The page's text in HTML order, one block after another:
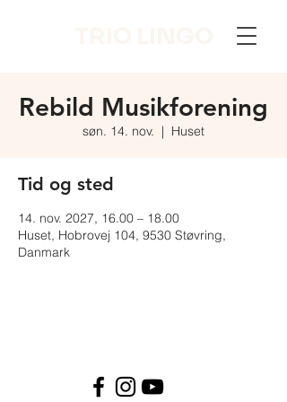
Rebild Musikforening
søn. 14. nov.
  |
Huset
Tid og sted
14. nov. 2027, 16.00 – 18.00
Huset, Hobrovej 104, 9530 Støvring,
Danmark